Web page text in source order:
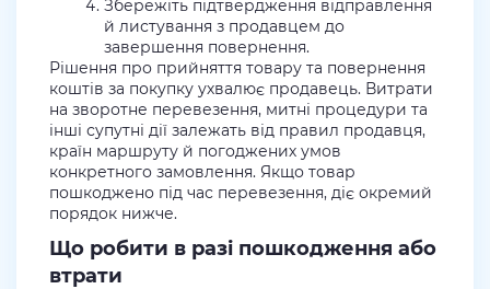
Збережіть підтвердження відправлення
й листування з продавцем до
завершення повернення.
Рішення про прийняття товару та повернення
коштів за покупку ухвалює продавець. Витрати
на зворотне перевезення, митні процедури та
інші супутні дії залежать від правил продавця,
країн маршруту й погоджених умов
конкретного замовлення. Якщо товар
пошкоджено під час перевезення, діє окремий
порядок нижче.
Що робити в разі пошкодження або
втрати